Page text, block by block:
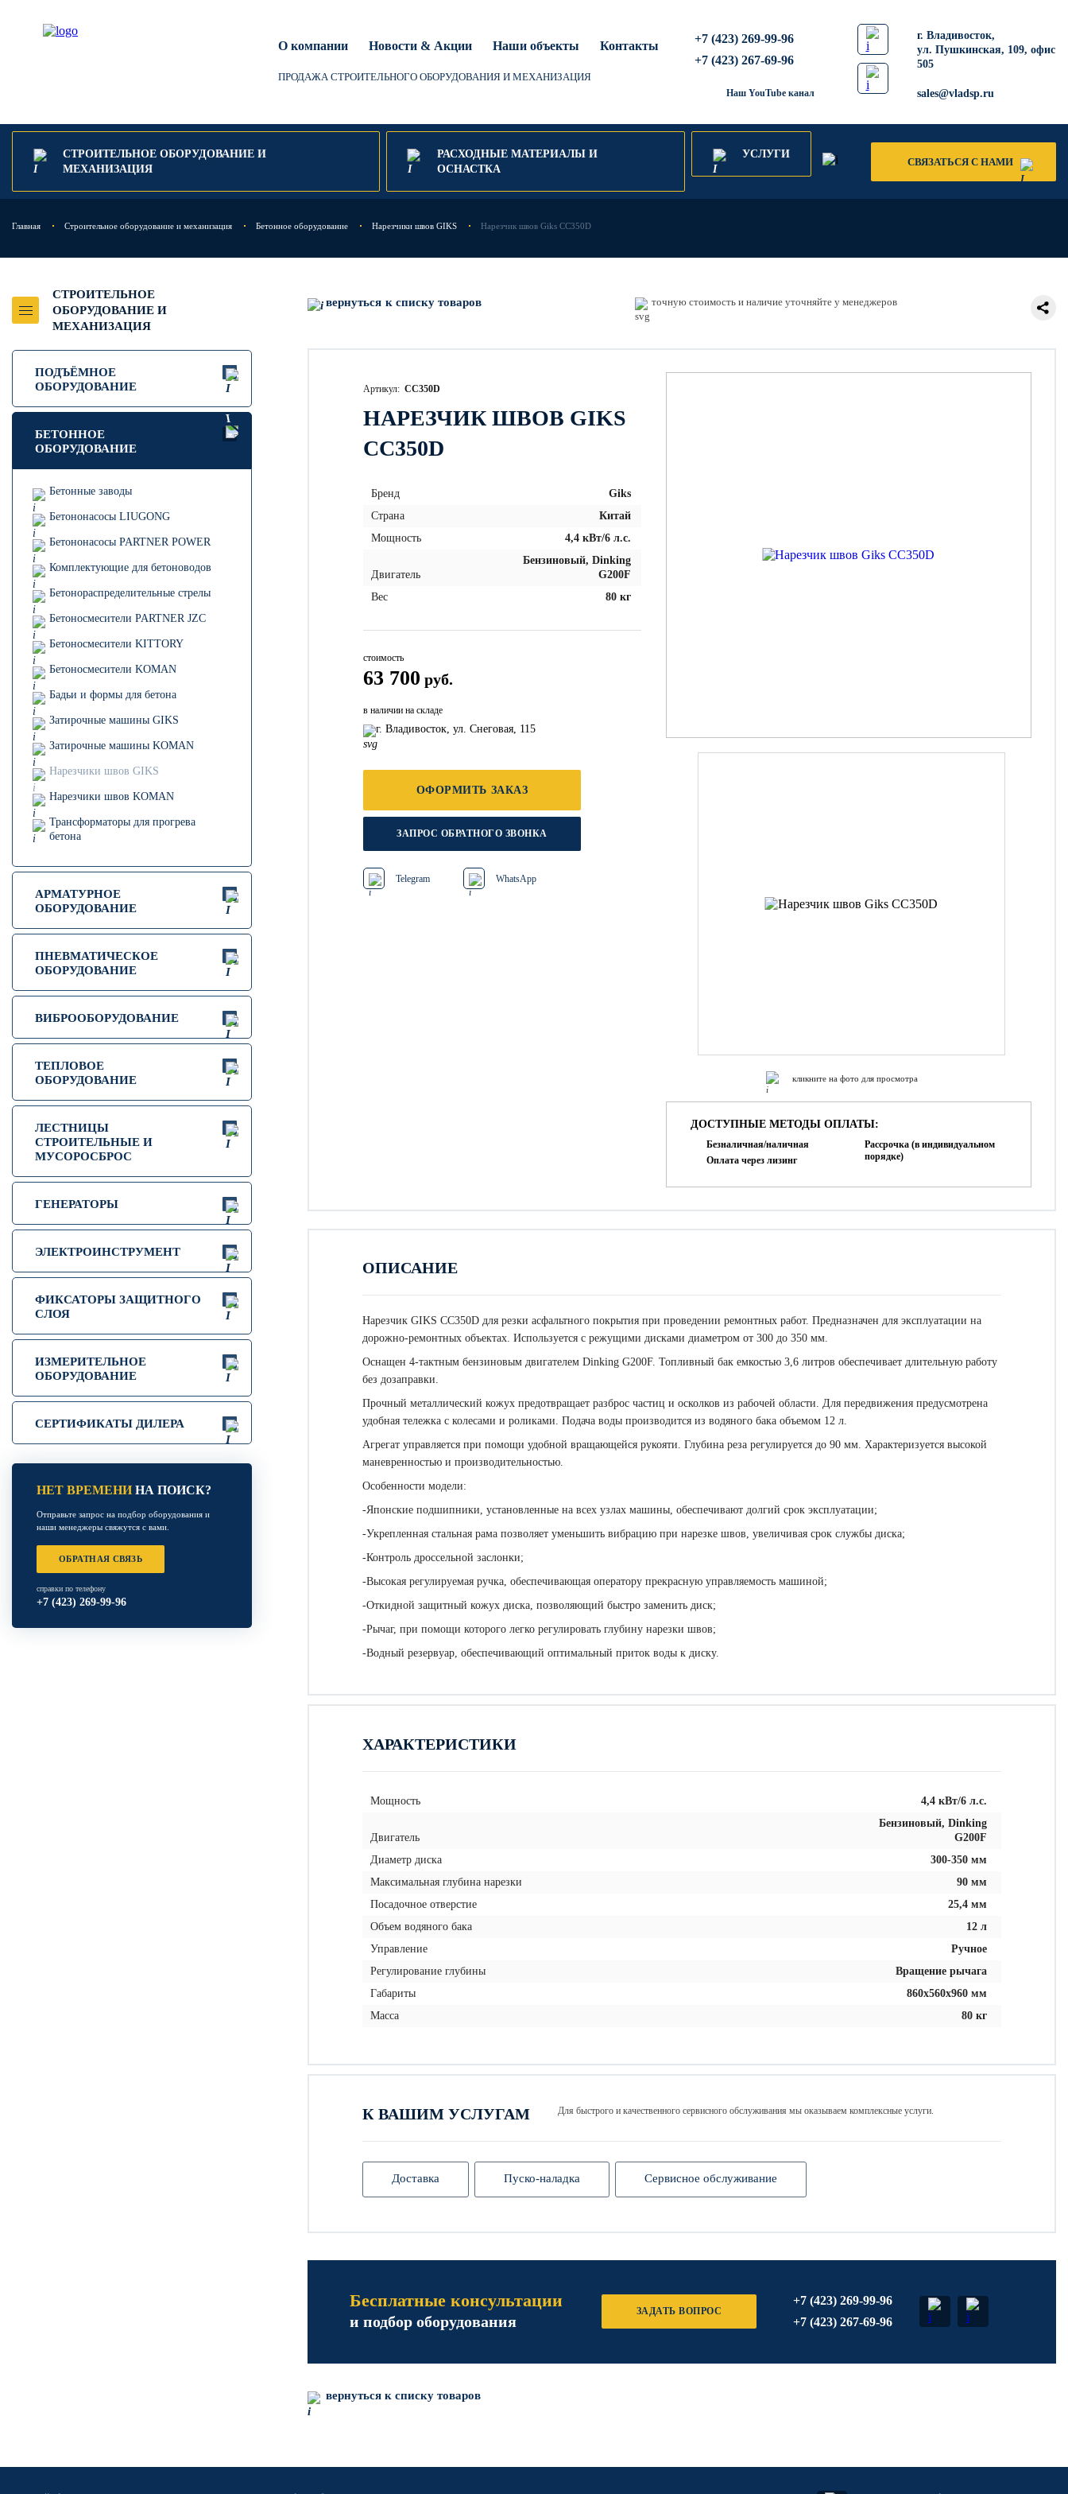
О компании Новости & Акции Наши объекты Контакты
ПРОДАЖА СТРОИТЕЛЬНОГО ОБОРУДОВАНИЯ И МЕХАНИЗАЦИЯ
+7 (423) 269-99-96
+7 (423) 267-69-96
Наш YouTube канал
​г. Владивосток,
ул. Пушкинская, 109, офис
505
sales@vladsp.ru
СТРОИТЕЛЬНОЕ ОБОРУДОВАНИЕ И
МЕХАНИЗАЦИЯ
РАСХОДНЫЕ МАТЕРИАЛЫ И
ОСНАСТКА
УСЛУГИ
СВЯЗАТЬСЯ С НАМИ
Главная Строительное оборудование и механизация Бетонное оборудование Нарезчики швов GIKS Нарезчик швов Giks СС350D
СТРОИТЕЛЬНОЕ
ОБОРУДОВАНИЕ И
МЕХАНИЗАЦИЯ
ПОДЪЁМНОЕ
ОБОРУДОВАНИЕ
БЕТОННОЕ
ОБОРУДОВАНИЕ
Бетонные заводы
Бетононасосы LIUGONG
Бетононасосы PARTNER POWER
Комплектующие для бетоноводов
Бетонораспределительные стрелы
Бетоносмесители PARTNER JZC
Бетоносмесители KITTORY
Бетоносмесители KOMAN
Бадьи и формы для бетона
Затирочные машины GIKS
Затирочные машины KOMAN
Нарезчики швов GIKS
Нарезчики швов KOMAN
Трансформаторы для прогрева
бетона
АРМАТУРНОЕ
ОБОРУДОВАНИЕ
ПНЕВМАТИЧЕСКОЕ
ОБОРУДОВАНИЕ
ВИБРООБОРУДОВАНИЕ
ТЕПЛОВОЕ
ОБОРУДОВАНИЕ
ЛЕСТНИЦЫ
СТРОИТЕЛЬНЫЕ И
МУСОРОСБРОС
ГЕНЕРАТОРЫ
ЭЛЕКТРОИНСТРУМЕНТ
ФИКСАТОРЫ ЗАЩИТНОГО
СЛОЯ
ИЗМЕРИТЕЛЬНОЕ
ОБОРУДОВАНИЕ
СЕРТИФИКАТЫ ДИЛЕРА
НЕТ ВРЕМЕНИНА ПОИСК?
Отправьте запрос на подбор оборудования и
наши менеджеры свяжутся с вами.
ОБРАТНАЯ СВЯЗЬ
справки по телефону
+7 (423) 269-99-96
вернуться к списку товаров точную стоимость и наличие уточняйте у менеджеров
Артикул: СС350D
НАРЕЗЧИК ШВОВ GIKS
СС350D
Бренд
Giks
Страна
Китай
Мощность
4,4 кВт/6 л.с.
Двигатель
Бензиновый, Dinking
G200F
Вес
80 кг
стоимость
63 700 руб.
в наличии на складе
г. Владивосток, ул. Снеговая, 115
ОФОРМИТЬ ЗАКАЗ
ЗАПРОС ОБРАТНОГО ЗВОНКА
Telegram WhatsApp
кликните на фото для просмотра
ДОСТУПНЫЕ МЕТОДЫ ОПЛАТЫ:
Безналичная/наличная
Оплата через лизинг
Рассрочка (в индивидуальном
порядке)
ОПИСАНИЕ
Нарезчик GIKS CC350D для резки асфальтного покрытия при проведении ремонтных работ. Предназначен для эксплуатации на
дорожно-ремонтных объектах. Используется с режущими дисками диаметром от 300 до 350 мм.
Оснащен 4-тактным бензиновым двигателем Dinking G200F. Топливный бак емкостью 3,6 литров обеспечивает длительную работу
без дозаправки.
Прочный металлический кожух предотвращает разброс частиц и осколков из рабочей области. Для передвижения предусмотрена
удобная тележка с колесами и роликами. Подача воды производится из водяного бака объемом 12 л.
Агрегат управляется при помощи удобной вращающейся рукояти. Глубина реза регулируется до 90 мм. Характеризуется высокой
маневренностью и производительностью.
Особенности модели:
-Японские подшипники, установленные на всех узлах машины, обеспечивают долгий срок эксплуатации;
-Укрепленная стальная рама позволяет уменьшить вибрацию при нарезке швов, увеличивая срок службы диска;
-Контроль дроссельной заслонки;
-Высокая регулируемая ручка, обеспечивающая оператору прекрасную управляемость машиной;
-Откидной защитный кожух диска, позволяющий быстро заменить диск;
-Рычаг, при помощи которого легко регулировать глубину нарезки швов;
-Водный резервуар, обеспечивающий оптимальный приток воды к диску.
ХАРАКТЕРИСТИКИ
Мощность 4,4 кВт/6 л.с.
Двигатель
Бензиновый, Dinking
G200F
Диаметр диска
300-350 мм
Максимальная глубина нарезки
90 мм
Посадочное отверстие
25,4 мм
Объем водяного бака
12 л
Управление
Ручное
Регулирование глубины
Вращение рычага
Габариты
860х560х960 мм
Масса
80 кг
К ВАШИМ УСЛУГАМ Для быстрого и качественного сервисного обслуживания мы оказываем комплексные услуги.
Доставка Пуско-наладка Сервисное обслуживание
Бесплатные консультации
и подбор оборудования
ЗАДАТЬ ВОПРОС
+7 (423) 269-99-96
+7 (423) 267-69-96
вернуться к списку товаров